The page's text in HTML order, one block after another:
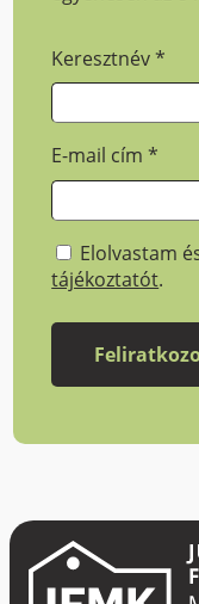
Keresztnév*
E-mail cím*
Elolvastam
tájékoztatót.